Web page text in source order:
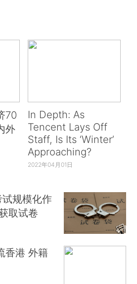
70
外
In Depth: As
Tencent Lays Off
Staff, Is Its ‘Winter’
Approaching?
2022年04月01日
试规模化作
取试卷
香港 外籍